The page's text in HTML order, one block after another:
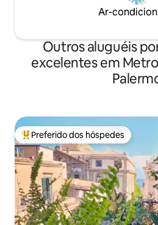
Ar-
Outros aluguéis
excelentes em
Entre os melhores preferidos dos
Preferido dos hóspedes